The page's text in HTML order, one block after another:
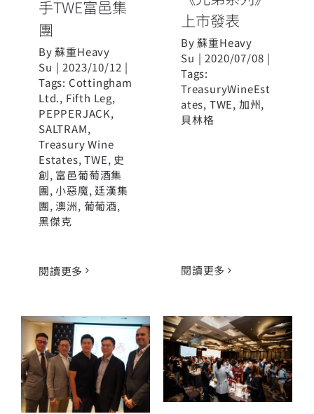
手TWE富邑集
團
By蘇重Heavy
Su | 2023/10/12 |
Tags: Cottingham
Ltd., Fifth Leg,
PEPPERJACK,
SALTRAM,
Treasury Wine
Estates,TWE, 史
創, 富邑葡萄酒集
團,小惡魔,廷漢集
團,澳洲, 葡葡酒,
黑傑克
閱讀更多
上市發表
By蘇重Heavy
Su | 2020/07/08 |
Tags:
TreasuryWineEst
ates, TWE, 加州,
貝林格
閱讀更多
台灣捷成與
TWE展開合作
TWE 富邑名酒
菁萃匯演 百位
達人匯聚